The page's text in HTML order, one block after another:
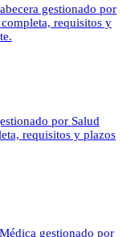
gestionado por
requisitos y
por Salud
requisitos y plazos
gestionado por